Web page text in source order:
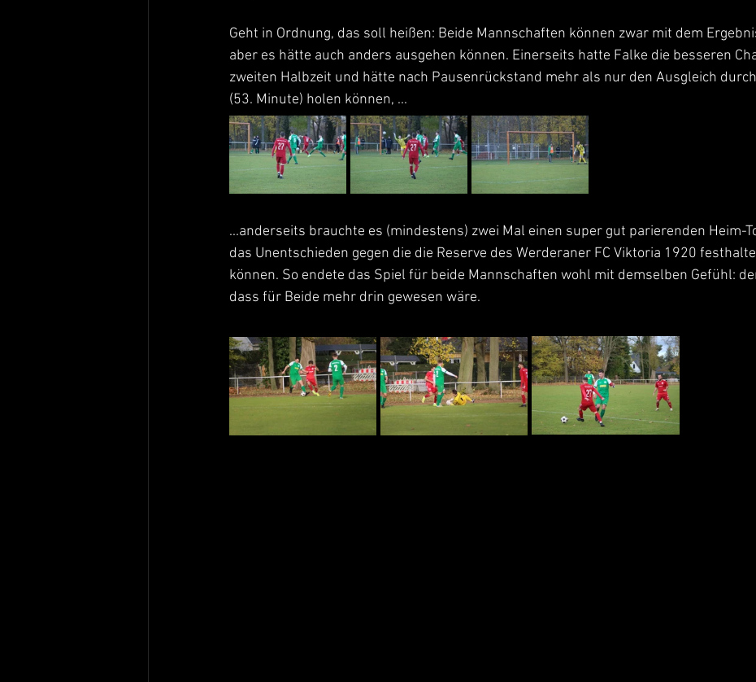
Geht in Ordnung, das soll heißen: Beide Mannschaften können zwar mit dem
aber es hätte auch anders ausgehen können. Einerseits hatte Falke die besseren
zweiten Halbzeit und hätte nach Pausenrückstand mehr als nur den Ausgleich
(53. Minute) holen können, ...
...anderseits brauchte es (mindestens) zwei Mal einen super gut parierenden Heim-
das Unentschieden gegen die die Reserve des Werderaner FC Viktoria 1920
können. So endete das Spiel für beide Mannschaften wohl mit demselben Gefühl:
dass für Beide mehr drin gewesen wäre.